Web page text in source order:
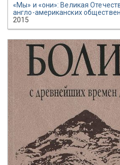
«Мы» и «они»: Великая
англо-американских
2015